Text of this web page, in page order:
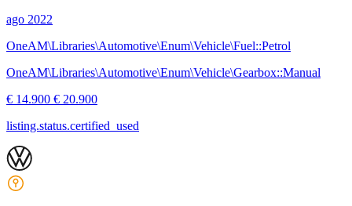
ago 2022
OneAM\Libraries\Automotive\Enum\Vehicle\Fuel::Petrol
OneAM\Libraries\Automotive\Enum\Vehicle\Gearbox::Manual
€ 14.900 € 20.900
listing.status.certified_used